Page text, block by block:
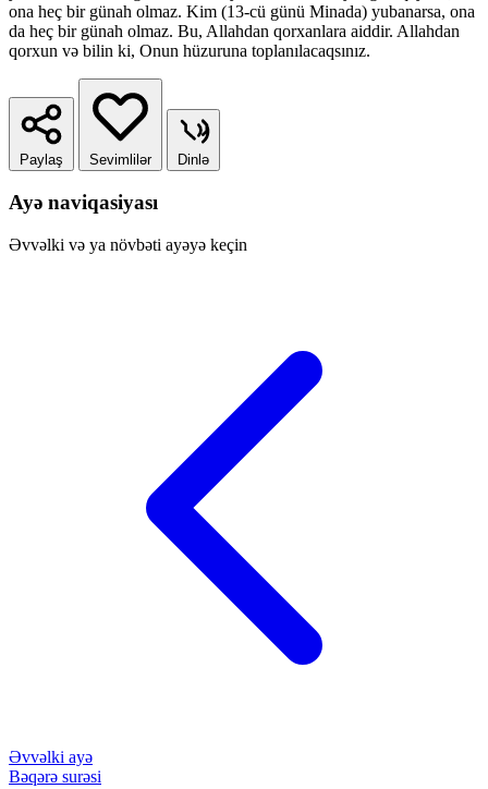
ona heç bir günah olmaz. Kim (13-cü günü Minada) yubanarsa, ona
da heç bir günah olmaz. Bu, Allahdan qorxanlara aiddir. Allahdan
qorxun və bilin ki, Onun hüzuruna toplanılacaqsınız.
Paylaş Sevimlilər Dinlə
Ayə naviqasiyası
Əvvəlki və ya növbəti ayəyə keçin
Əvvəlki ayə
Bəqərə surəsi